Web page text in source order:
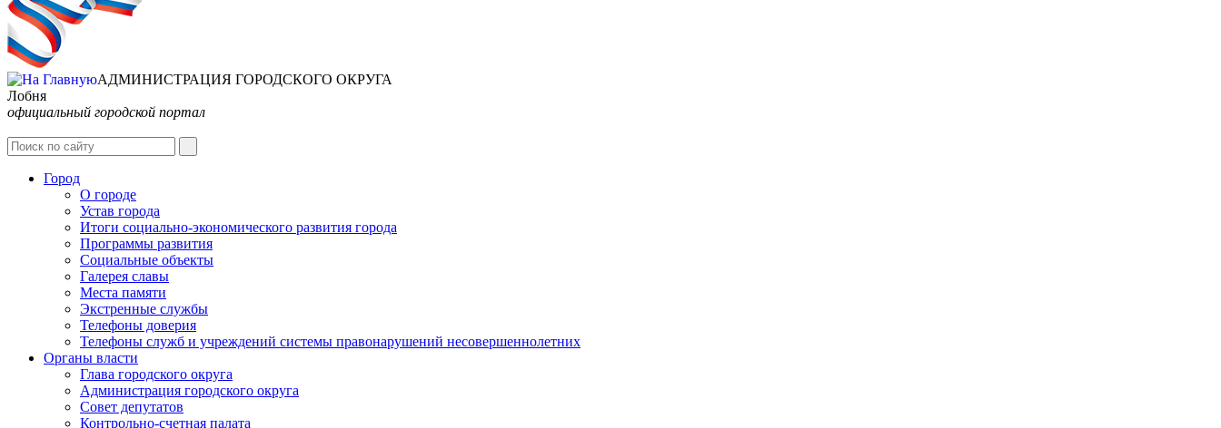
АДМИНИСТРАЦИЯ ГОРОДСКОГО ОКРУГА
Лобня
официальный городской портал
Город
О городе
Устав города
Итоги социально-экономического развития города
Программы развития
Социальные объекты
Галерея славы
Места памяти
Экстренные службы
Телефоны доверия
Телефоны служб и учреждений системы правонарушений несовершеннолетних
Органы власти
Глава городского округа
Администрация городcкого округа
Совет депутатов
Контрольно-счетная палата